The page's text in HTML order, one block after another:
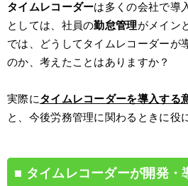
タイムレコーダーは多くの会社で導
としては、社員の勤怠管理がメイン
では、どうしてタイムレコーダーが
のか、考えたことはありますか？
実際にタイムレコーダーを導入する
と、今後労務管理に関わるときに役
タイムレコーダーが開発・